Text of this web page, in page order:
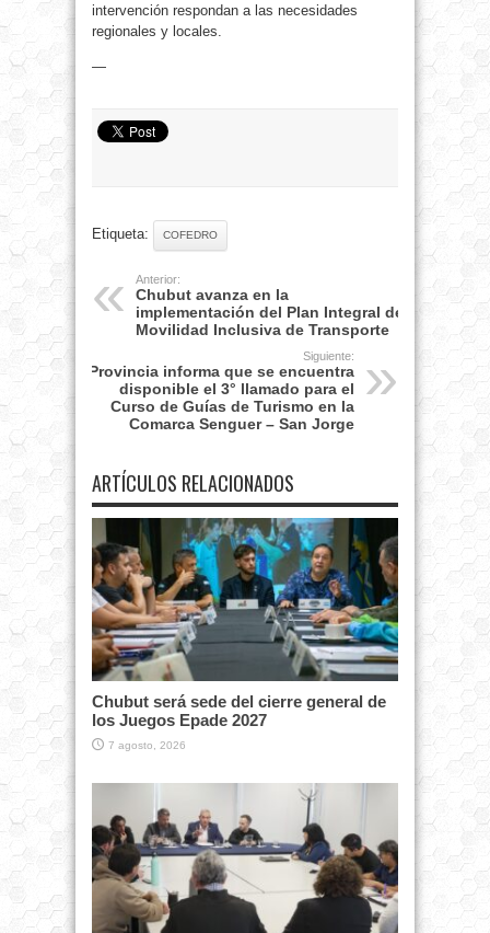
intervención respondan a las necesidades
regionales y locales.
—
Etiqueta: COFEDRO
Anterior:
Chubut avanza en la
implementación del Plan Integral de
Movilidad Inclusiva de Transporte
Siguiente:
Provincia informa que se encuentra
disponible el 3° llamado para el
Curso de Guías de Turismo en la
Comarca Senguer – San Jorge
ARTÍCULOS RELACIONADOS
Chubut será sede del cierre general de
los Juegos Epade 2027
7 agosto, 2026